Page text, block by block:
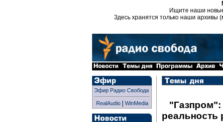
Ищите наши
Здесь хранятся только наши архивы
Эфир Радио Свобода
RealAudio| WinMedia
"Газпром":